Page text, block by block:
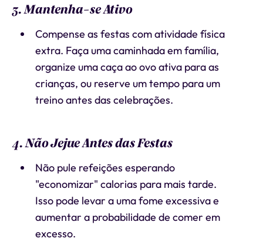
3. Mantenha-se Ativo
Compense as festas com atividade física
extra. Faça uma caminhada em família,
organize uma caça ao ovo ativa para as
crianças, ou reserve um tempo para um
treino antes das celebrações.
4. Não Jejue Antes das Festas
Não pule refeições esperando
"economizar" calorias para mais tarde.
Isso pode levar a uma fome excessiva e
aumentar a probabilidade de comer em
excesso.